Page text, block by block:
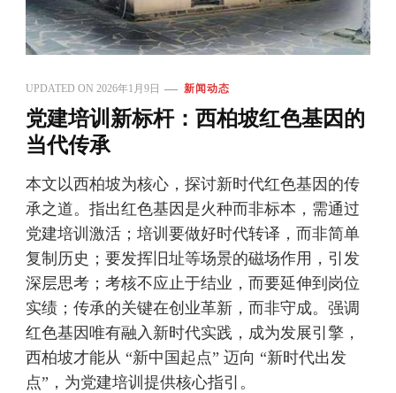
UPDATED ON 2026年1月9日 新闻动态
党建培训新标杆：西柏坡红色基因的
当代传承
本文以西柏坡为核心，探讨新时代红色基因的传
承之道。指出红色基因是火种而非标本，需通过
党建培训激活；培训要做好时代转译，而非简单
复制历史；要发挥旧址等场景的磁场作用，引发
深层思考；考核不应止于结业，而要延伸到岗位
实绩；传承的关键在创业革新，而非守成。强调
红色基因唯有融入新时代实践，成为发展引擎，
西柏坡才能从 “新中国起点” 迈向 “新时代出发
点”，为党建培训提供核心指引。